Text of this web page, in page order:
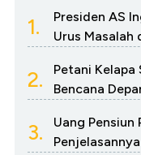
1.
Presiden AS
Urus Masalah
2.
Petani Kelapa
Bencana
3.
Uang Pensiun
Penjelasannya